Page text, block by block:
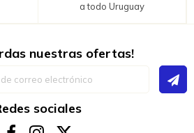
a todo Uruguay
nuestras ofertas!
sociales